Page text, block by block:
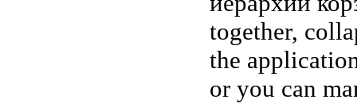
together,
the
or you can